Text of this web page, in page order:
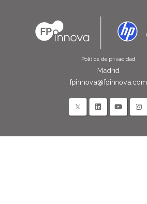
Política de privacidad
Madrid
fpinnova@fpinnova.com